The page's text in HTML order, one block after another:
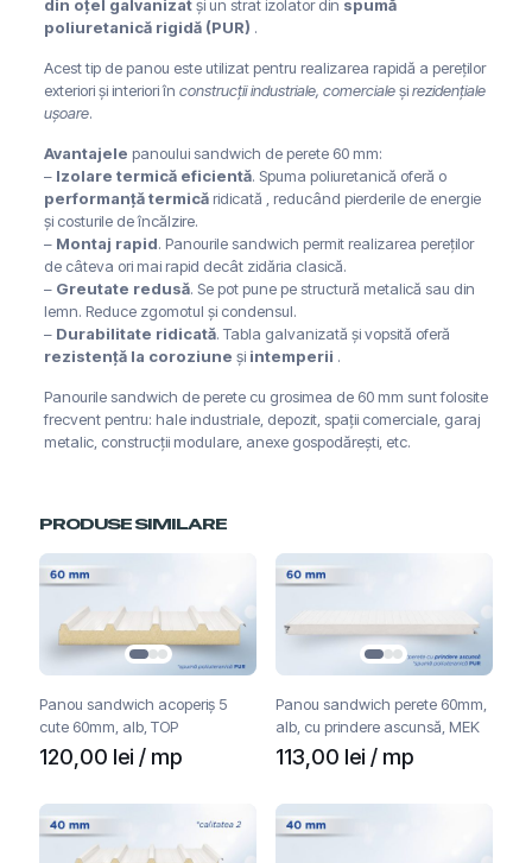
din oțel galvanizatși un strat izolator din spumă
poliuretanică rigidă (PUR) .
Acest tip de panou este utilizat pentru realizarea rapidă a pereților
exteriori și interiori în construcții industriale, comercialeșirezidențiale
ușoare.
Avantajele panoului sandwich de perete 60 mm:
– Izolare termică eficientă. Spuma poliuretanică oferă o
performanță termicăridicată , reducând pierderile de energie
și costurile de încălzire.
– Montaj rapid. Panourile sandwich permit realizarea pereților
de câteva ori mai rapid decât zidăria clasică.
– Greutate redusă. Se pot pune pe structură metalică sau din
lemn. Reduce zgomotul și condensul.
– Durabilitate ridicată. Tabla galvanizată și vopsită oferă
rezistență la coroziune și intemperii .
Panourile sandwich de perete cu grosimea de 60 mm sunt folosite
frecvent pentru: hale industriale, depozit, spații comerciale, garaj
metalic, construcții modulare, anexe gospodărești, etc.
PRODUSE SIMILARE
Panou sandwich acoperiș 5
cute 60mm, alb, TOP
120,00 lei / mp
Panou sandwich perete 60mm,
alb, cu prindere ascunsă, MEK
113,00 lei / mp